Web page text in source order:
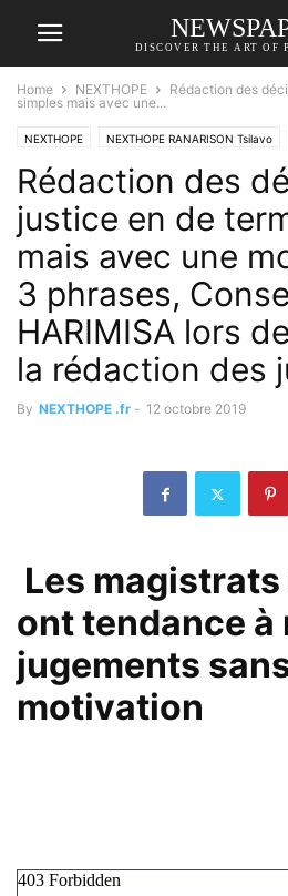
DISCOVER THE ART OF
Home NEXTHOPE
Rédaction des
simples mais avec une...
NEXTHOPE NEXTHOPE RANARISON Tsilavo
Rédaction des
justice en de
mais avec une
3 phrases,
HARIMISA lors
la rédaction des
By NEXTHOPE .fr - 12 octobre 2019
Les
ont tendance à
jugements
motivation